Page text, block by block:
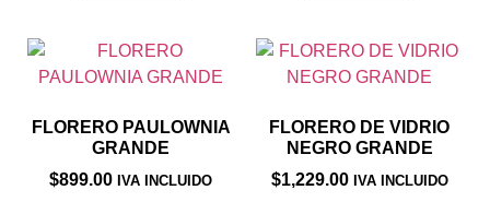
FLORERO PAULOWNIA
GRANDE
$899.00 IVA INCLUIDO
FLORERO DE VIDRIO
NEGRO GRANDE
$1,229.00 IVA INCLUIDO